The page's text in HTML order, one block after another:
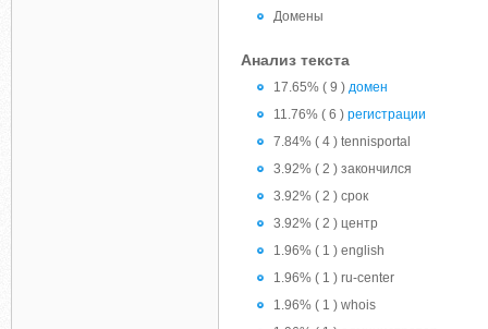
Домены
Анализ текста
17.65% ( 9 ) домен
11.76% ( 6 ) регистрации
7.84% ( 4 ) tennisportal
3.92% ( 2 ) закончился
3.92% ( 2 ) срок
3.92% ( 2 ) центр
1.96% ( 1 ) english
1.96% ( 1 ) ru-center
1.96% ( 1 ) whois